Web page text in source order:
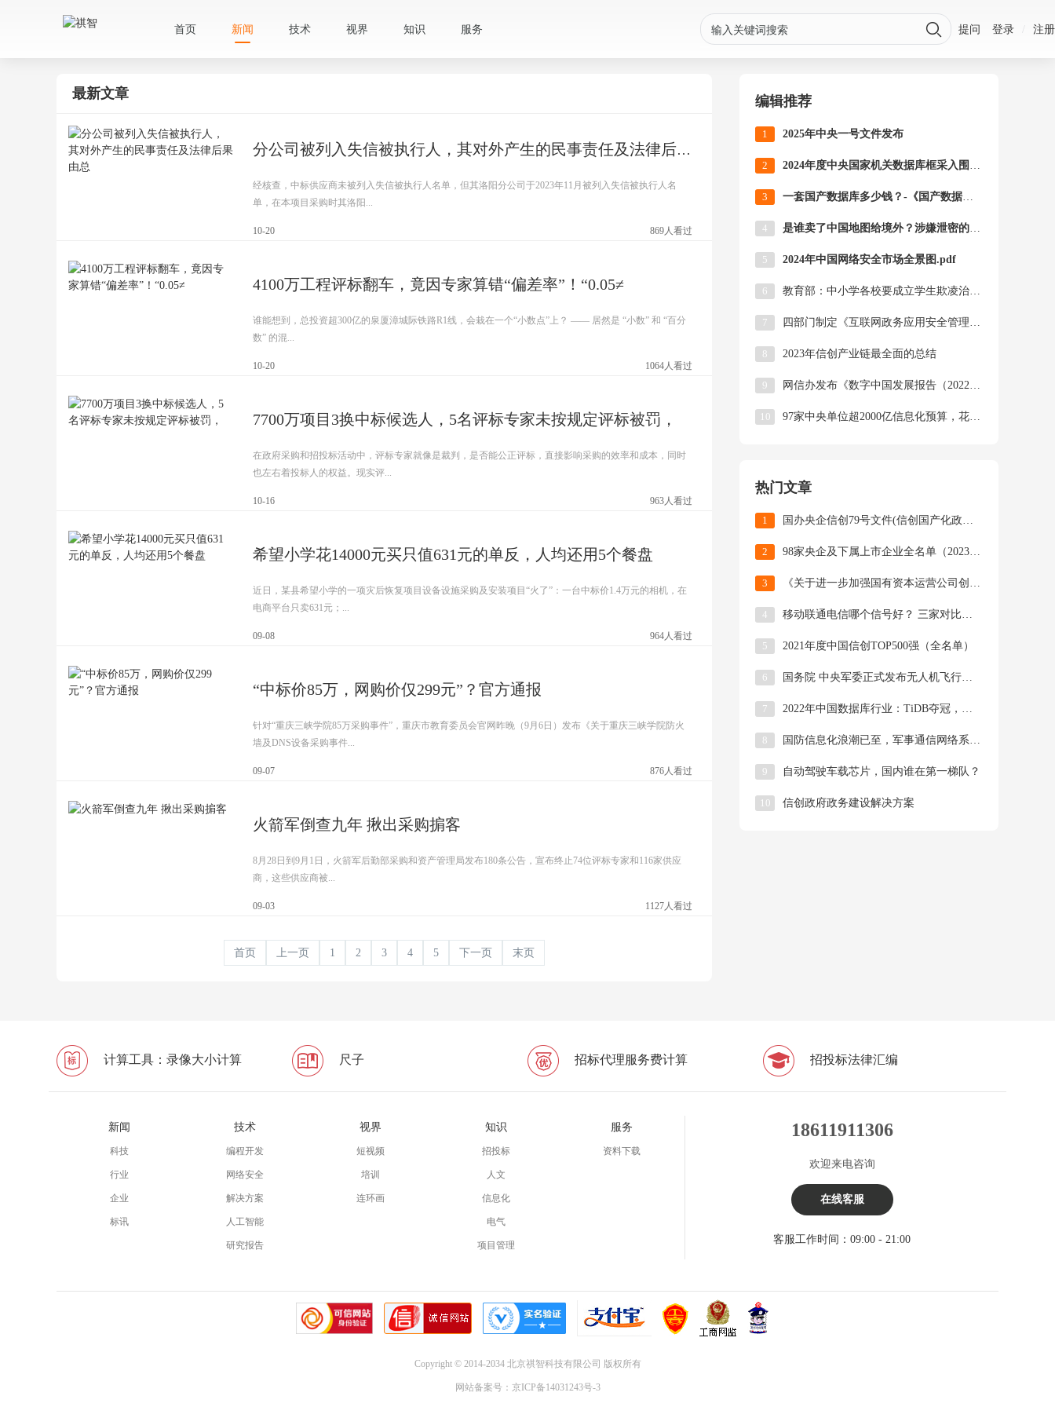
首页 新闻 技术 视界 知识 服务  提问 登录 注册
最新文章
分公司被列入失信被执行人，其对外产生的民事责任及法律后果由总
经核查，中标供应商未被列入失信被执行人名单，但其洛阳分公司于2023年11月被列入失信被执行人名
单，在本项目采购时其洛阳...
10-20 869人看过
4100万工程评标翻车，竟因专家算错“偏差率”！“0.05≠
谁能想到，总投资超300亿的泉厦漳城际铁路R1线，会栽在一个“小数点”上？ —— 居然是 “小数” 和 “百分
数” 的混...
10-20 1064人看过
7700万项目3换中标候选人，5名评标专家未按规定评标被罚，
在政府采购和招投标活动中，评标专家就像是裁判，是否能公正评标，直接影响采购的效率和成本，同时
也左右着投标人的权益。现实评...
10-16 963人看过
希望小学花14000元买只值631元的单反，人均还用5个餐盘
近日，某县希望小学的一项灾后恢复项目设备设施采购及安装项目“火了”：一台中标价1.4万元的相机，在
电商平台只卖631元；...
09-08 964人看过
“中标价85万，网购价仅299元”？官方通报
针对“重庆三峡学院85万采购事件”，重庆市教育委员会官网昨晚（9月6日）发布《关于重庆三峡学院防火
墙及DNS设备采购事件...
09-07 876人看过
火箭军倒查九年 揪出采购掮客
8月28日到9月1日，火箭军后勤部采购和资产管理局发布180条公告，宣布终止74位评标专家和116家供应
商，这些供应商被...
09-03 1127人看过
首页 上一页 1 2 3 4 5 下一页 末页
编辑推荐
1 2025年中央一号文件发布
2 2024年度中央国家机关数据库框采入围名单
3 一套国产数据库多少钱？-《国产数据库价格汇总表》（2024.10.30更新）
4 是谁卖了中国地图给境外？涉嫌泄密的Mobileye究竟是什么公司
5 2024年中国网络安全市场全景图.pdf
6 教育部：中小学各校要成立学生欺凌治理委员会
7 四部门制定《互联网政务应用安全管理规定》
8 2023年信创产业链最全面的总结
9 网信办发布《数字中国发展报告（2022年）》（附下载）
10 97家中央单位超2000亿信息化预算，花在哪？
热门文章
1 国办央企信创79号文件(信创国产化政策)全面解读
2 98家央企及下属上市企业全名单（2023版）
3 《关于进一步加强国有资本运营公司创新发展的指导意见》
4 移动联通电信哪个信号好？ 三家对比数据出炉
5 2021年度中国信创TOP500强（全名单）
6 国务院 中央军委正式发布无人机飞行管理暂行条例 | 全文
7 2022年中国数据库行业：TiDB夺冠，达梦、人大金仓和AnalyticDB稳居第十
8 国防信息化浪潮已至，军事通信网络系统加速建设
9 自动驾驶车载芯片，国内谁在第一梯队？
10 信创政府政务建设解决方案
计算工具：录像大小计算 尺子 招标代理服务费计算 招投标法律汇编
新闻
科技
行业
企业
标讯
技术
编程开发
网络安全
解决方案
人工智能
研究报告
视界
短视频
培训
连环画
知识
招投标
人文
信息化
电气
项目管理
服务
资料下载
18611911306
欢迎来电咨询
在线客服
客服工作时间：09:00 - 21:00
Copyright © 2014-2034 北京祺智科技有限公司 版权所有
网站备案号： 京ICP备14031243号-3